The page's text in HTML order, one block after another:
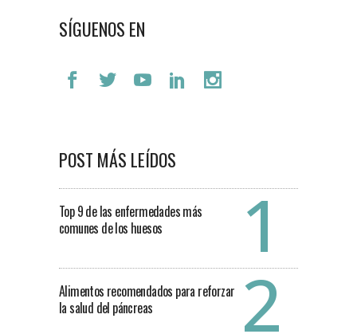
SÍGUENOS EN
POST MÁS LEÍDOS
Top 9 de las enfermedades más
comunes de los huesos
Alimentos recomendados para reforzar
la salud del páncreas